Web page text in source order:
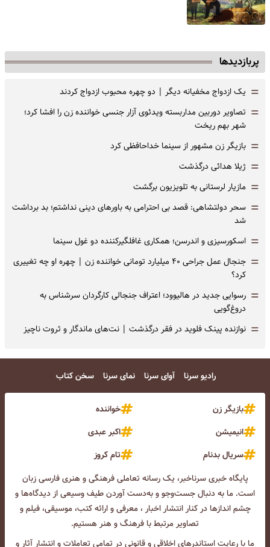
پربازدیدها
= یک ازدواج مخفیانه دیگر | دو چهره محبوب ازدواج کردند
= تصاویر دوربین مداربسته ویدئوی آزار جنسی خواننده زن را افشا کرد؛
شهر بهم ریخت
= بازیگر زن مشهور از سینما خداحافظی کرد
= ژیلا هدائی درگذشت
= مازیار لرستانی به تلویزیون برگشت
= سحر دولتشاهی: قصد بی احترامی به باورهای دینی نداشتم؛ بد برداشت
شد
= اسکورسیزی و اندرسن؛ همکاری غافلگیرکننده دو غول سینما
=
جنجال عمل جراحی ۴۰ میلیارد تومانی خواننده زن | چهره او چه تغییری
کرد؟
= رسوایی جدید در هالیوود؛ اعتراف جنجالی کارگردان سرشناس به
دروغ‌گویی
= نوازنده پینک فلوید در فقر درگذشت | نت‌های ماندگار و ثروت ناچیز
رادیو سرنا آوای سرنا نمای سرنا سخن کتاب
بازیگر زن
خواننده
انیمیشن
اکبر عبدی
سریال بدنام
تام کروز
پایگاه خبری سرناخبر، یک رسانه تعاملی فرهنگی و هنری فارسی زبان
است. ما به دنبال جست‌و‌جو و به‌دست آوردن طیف وسیعی از دیدگاه‌ها و
چشم انداز‌ها در کنار انتشار اخبار ، معرفی و ارائه کتب، موسیقی، فیلم و
تصاویر مرتبط با فرهنگ و هنر هستیم.
ما با رعایت استاندرهای اخلاقی و قانونی در تمامی تعاملات و انتشار آثار و